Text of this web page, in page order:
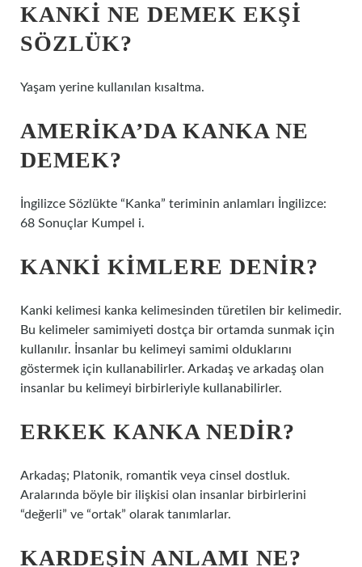
KANKI NE DEMEK EKŞI
SÖZLÜK?
Yaşam yerine kullanılan kısaltma.
AMERIKA’DA KANKA NE
DEMEK?
İngilizce Sözlükte “Kanka” teriminin anlamları İngilizce:
68 Sonuçlar Kumpel i.
KANKI KIMLERE DENIR?
Kanki kelimesi kanka kelimesinden türetilen bir kelimedir.
Bu kelimeler samimiyeti dostça bir ortamda sunmak için
kullanılır. İnsanlar bu kelimeyi samimi olduklarını
göstermek için kullanabilirler. Arkadaş ve arkadaş olan
insanlar bu kelimeyi birbirleriyle kullanabilirler.
ERKEK KANKA NEDIR?
Arkadaş; Platonik, romantik veya cinsel dostluk.
Aralarında böyle bir ilişkisi olan insanlar birbirlerini
“değerli” ve “ortak” olarak tanımlarlar.
KARDEŞIN ANLAMI NE?